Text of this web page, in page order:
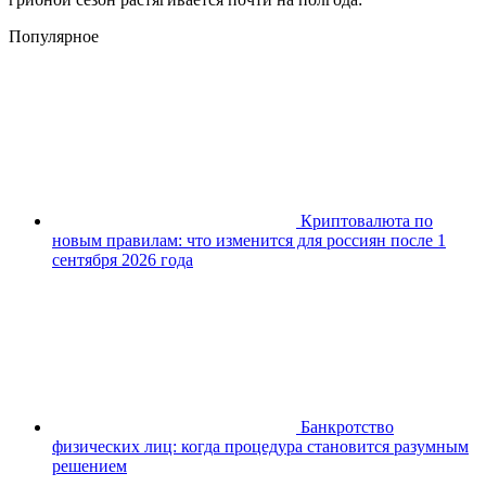
Популярное
Криптовалюта по
новым правилам: что изменится для россиян после 1
сентября 2026 года
Банкротство
физических лиц: когда процедура становится разумным
решением